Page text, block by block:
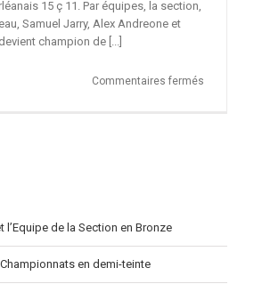
15 ç 11. Par équipes, la section,
Samuel Jarry, Alex Andreone et
champion de [...]
Commentaires fermés
l’Equipe de la Section en Bronze
en demi-teinte